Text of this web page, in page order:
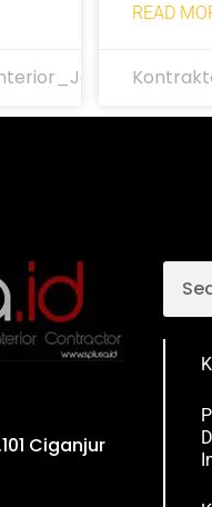
READ
Ciganjur